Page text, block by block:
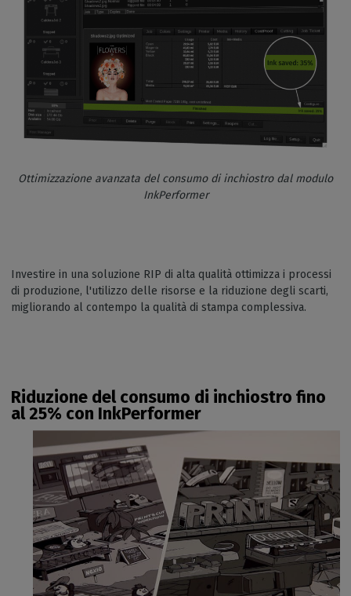
Ottimizzazione avanzata del consumo di inchiostro dal modulo
InkPerformer
Investire in una soluzione RIP di alta qualità ottimizza i processi
di produzione, l'utilizzo delle risorse e la riduzione degli scarti,
migliorando al contempo la qualità di stampa complessiva.
Riduzione del consumo di inchiostro fino
al 25% con InkPerformer